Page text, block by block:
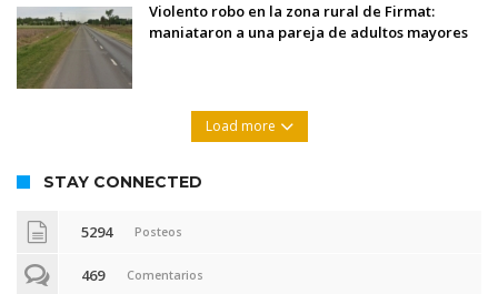
Violento robo en la zona rural de Firmat:
maniataron a una pareja de adultos mayores
Load more
STAY CONNECTED
5294 Posteos
469 Comentarios